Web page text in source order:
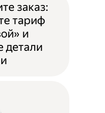
заказ:
тариф
и
детали